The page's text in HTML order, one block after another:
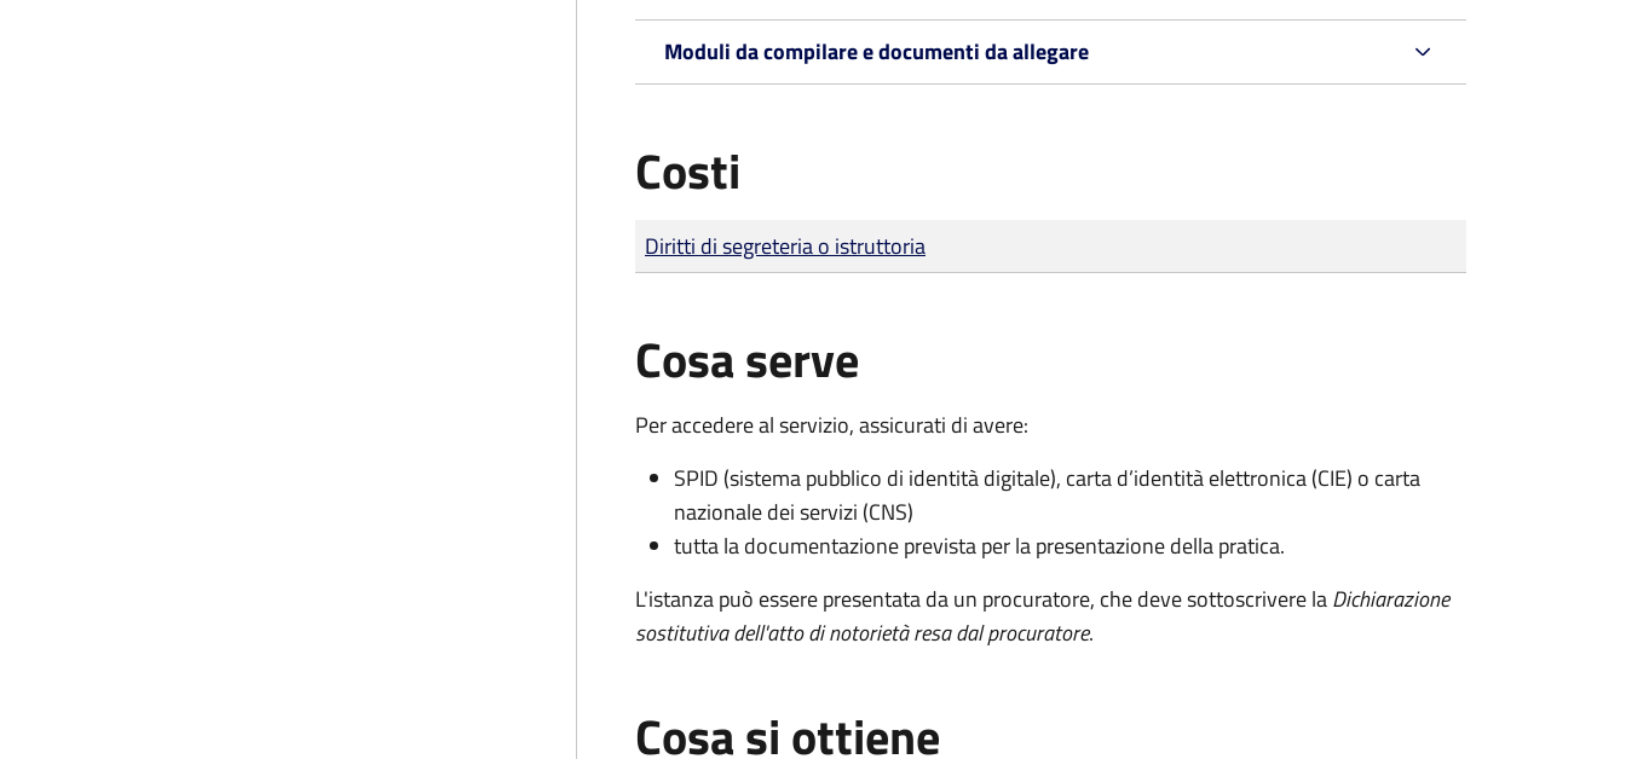
Moduli da compilare e documenti da allegare
Costi
Tipo di pagamento
Importo
Diritti di segreteria o istruttoria
Cosa serve
Per accedere al servizio, assicurati di avere:
SPID (sistema pubblico di identità digitale), carta d’identità elettronica (CIE) o carta
nazionale dei servizi (CNS)
tutta la documentazione prevista per la presentazione della pratica.
L'istanza può essere presentata da un procuratore, che deve sottoscrivere laDichiarazione
sostitutiva dell'atto di notorietà resa dal procuratore.
Cosa si ottiene